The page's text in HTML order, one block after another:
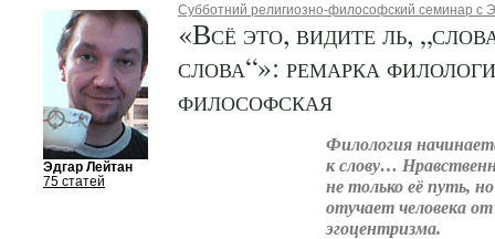
Эдгар Лейтан
75 статей
Субботний религиозно-философский семинар с
«Всё это, видите ль,
слова“»: ремарка
философская
Филология
к слову…
не только её путь,
отучает человека от
эгоцентризма.